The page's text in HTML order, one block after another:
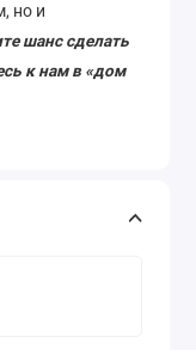
но и
шанс сделать
к нам в «дом